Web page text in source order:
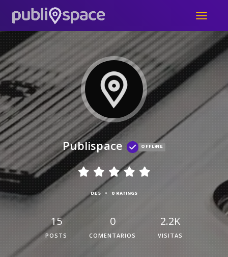
Publispace OFFLINE
DE 5 • 0 RATINGS
15
POSTS
0
COMENTARIOS
2.2K
VISITAS